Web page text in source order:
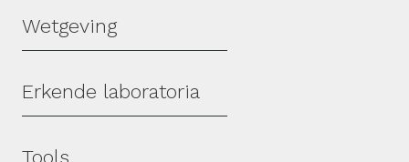
Wetgeving
Erkende laboratoria
Tools